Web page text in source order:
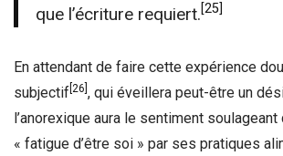
que l’écriture requiert.[25]
En attendant de faire cette expérience
subjectif [26] , qui éveillera peut-être un
l’anorexique aura le sentiment soulageant
« fatigue d’être soi » par ses pratiques